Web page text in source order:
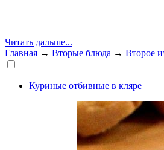
Читать дальше...
Главная → Вторые блюда → Второе
Куриные отбивные в кляре